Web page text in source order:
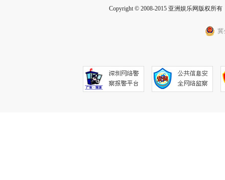
Copyright © 2008-2015 亚洲娱乐网版权所
冀